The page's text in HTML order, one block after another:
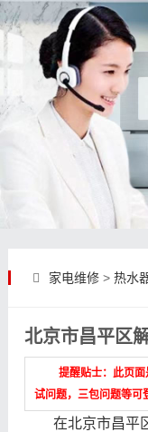
家电维修> 热水
北京市昌平区
提醒贴士：此页
试问题，三包问题等可
在北京市昌平区